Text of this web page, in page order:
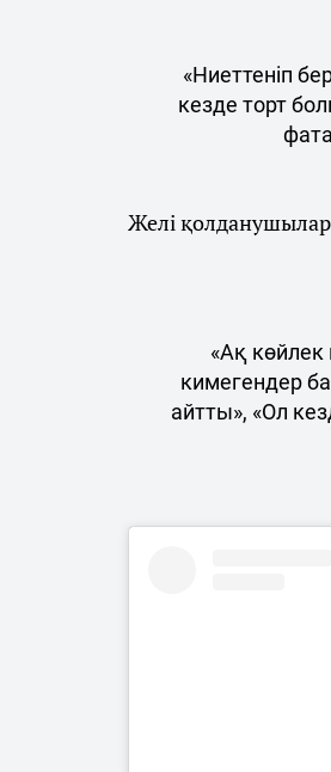
«Ниеттеніп
кезде торт
Желі қолданушылары
«Ақ
кимегендер
айтты», «Ол